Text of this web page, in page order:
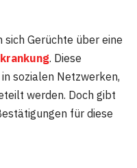
Gerüchte über eine
. Diese
sozialen Netzwerken,
werden. Doch gibt
für diese